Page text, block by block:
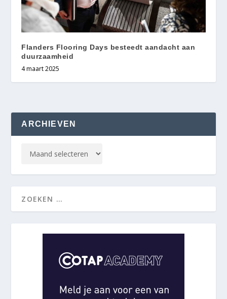
Flanders Flooring Days besteedt aandacht aan
duurzaamheid
4 maart 2025
ARCHIEVEN